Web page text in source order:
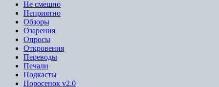
Не смешно
Неприятно
Обзоры
Озарения
Опросы
Откровения
Переводы
Печали
Подкасты
Поросенок v2.0